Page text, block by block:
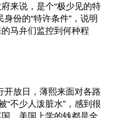
来说，是个“极少见的特
份的“特许条件”，说明
马弁们监控到何种程
开放日，薄熙来面对各路
“不少人泼脏水”，感到很